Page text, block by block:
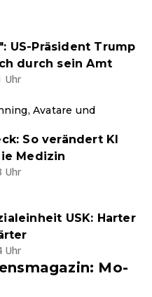
US-Präsident Trump
durch sein Amt
Uhr
Avatare und
So verändert KI
Medizin
Uhr
USK: Harter
Uhr
Mo-